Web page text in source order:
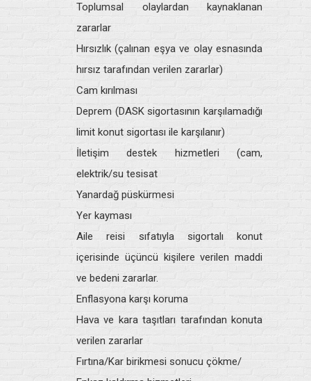
Toplumsal olaylardan kaynaklanan
zararlar
Hırsızlık (çalınan eşya ve olay esnasında
hırsız tarafından verilen zararlar)
Cam kırılması
Deprem (DASK sigortasının karşılamadığı
limit konut sigortası ile karşılanır)
İletişim destek hizmetleri (cam,
elektrik/su tesisat
Yanardağ püskürmesi
Yer kayması
Aile reisi sıfatıyla sigortalı konut
içerisinde üçüncü kişilere verilen maddi
ve bedeni zararlar.
Enflasyona karşı koruma
Hava ve kara taşıtları tarafından konuta
verilen zararlar
Fırtına/Kar birikmesi sonucu çökme/